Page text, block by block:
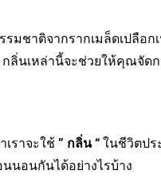
มชาติจากรากเมล็ดเปลือ
ลิ่นเหล่านี้จะช่วยให้คุณจัด
เราจะใช้ ” กลิ่น “ ในชีวิตปร
นอนกันได้อย่างไรบ้าง